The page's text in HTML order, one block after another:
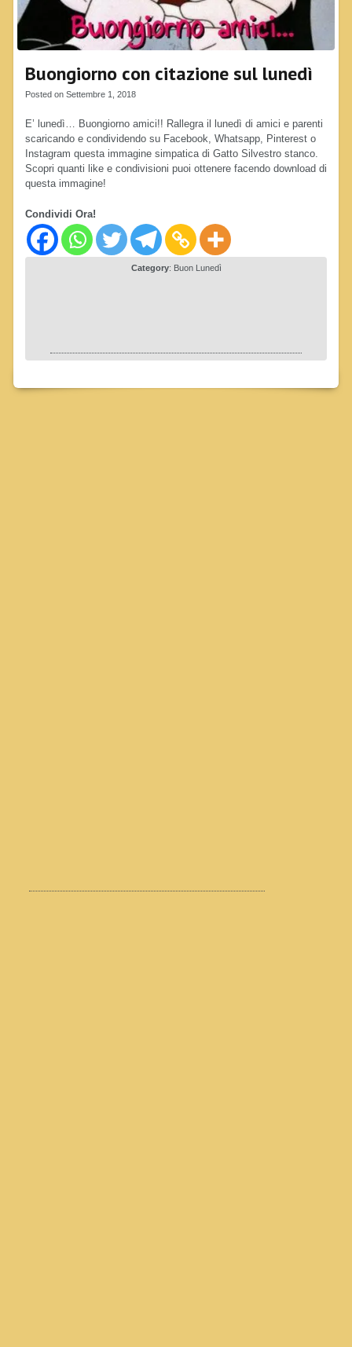
Buongiorno con citazione sul lunedì
Posted on Settembre 1, 2018
E’ lunedì… Buongiorno amici!! Rallegra il lunedì di amici e parenti
scaricando e condividendo su Facebook, Whatsapp, Pinterest o
Instagram questa immagine simpatica di Gatto Silvestro stanco.
Scopri quanti like e condivisioni puoi ottenere facendo download di
questa immagine!
Condividi Ora!
Category: Buon Lunedì